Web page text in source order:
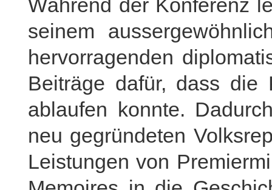
Während der Konferenz
seinem
hervorragenden
Beiträge dafür, dass die
ablaufen konnte.
neu gegründeten
Leistungen von